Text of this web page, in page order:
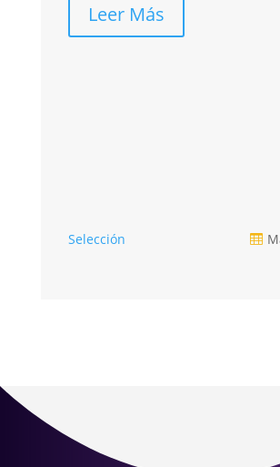
Leer Más
Selección 